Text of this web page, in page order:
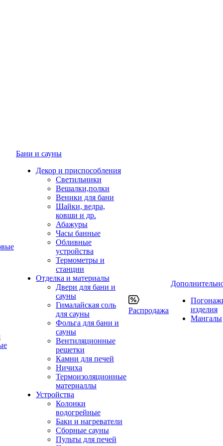
Бани и сауны
Декор и приспособления
Светильники
Вешалки,полки
Веники для бани
Шайки, ведра,
ковши и др.
Абажуры
Часы банные
Обливные
устройства
Термометры и
станции
Отделка и материалы
Двери для бани и
сауны
Гималайская соль
для сауны
Фольга для бани и
сауны
Вентиляционные
решетки
Камни для печей
Ничиха
Термоизоляционные
материаллы
Устройства
Колонки
водогрейные
Баки и нагреватели
Сборные сауны
Пульты для печей
Распродажа
изделия
Мангалы